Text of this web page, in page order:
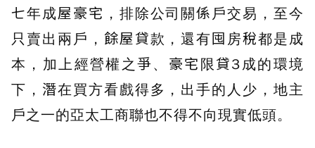
七年成屋豪宅，排除公司關係戶交易，至今
只賣出兩戶，餘屋貸款，還有囤房稅都是成
本，加上經營權之爭、豪宅限貸3成的環境
下，潛在買方看戲得多，出手的人少，地主
戶之一的亞太工商聯也不得不向現實低頭。